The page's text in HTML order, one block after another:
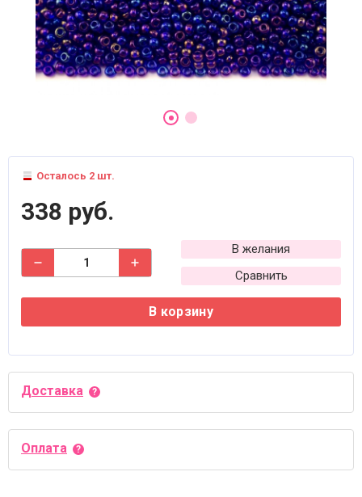
Осталось 2 шт.
338 руб.
В желания
Сравнить
В корзину
Доставка
Оплата